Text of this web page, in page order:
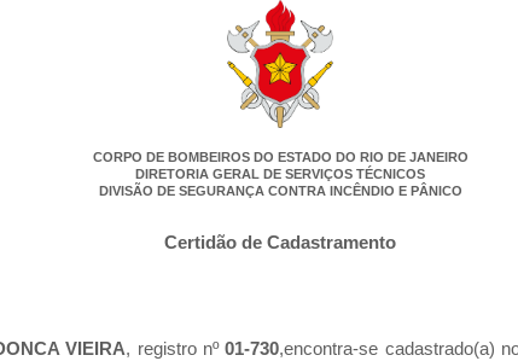
CORPO DE BOMBEIROS DO ESTADO DO RIO DE JANEIRO
DIRETORIA GERAL DE SERVIÇOS TÉCNICOS
DIVISÃO DE SEGURANÇA CONTRA INCÊNDIO E PÂNICO
Certidão de Cadastramento
VIEIRA, registro nº01-730,encontra-se cadastrado(a)